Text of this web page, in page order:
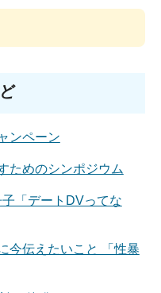
ンペーン
ためのシンポジウム
「デートDVってな
今伝えたいこと 「性暴